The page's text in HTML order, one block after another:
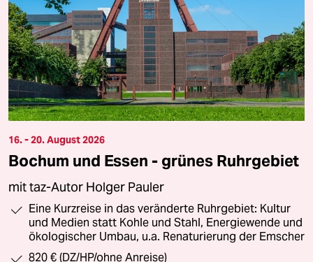
16. - 20. August 2026
Bochum und Essen - grünes Ruhrgebiet
mit taz-Autor Holger Pauler
Eine Kurzreise in das veränderte Ruhrgebiet: Kultur
und Medien statt Kohle und Stahl, Energiewende und
ökologischer Umbau, u.a. Renaturierung der Emscher
820 € (DZ/HP/ohne Anreise)